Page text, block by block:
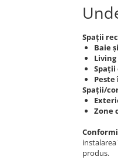
Spații
Baie
Spații
Spații/
Zone
produs.